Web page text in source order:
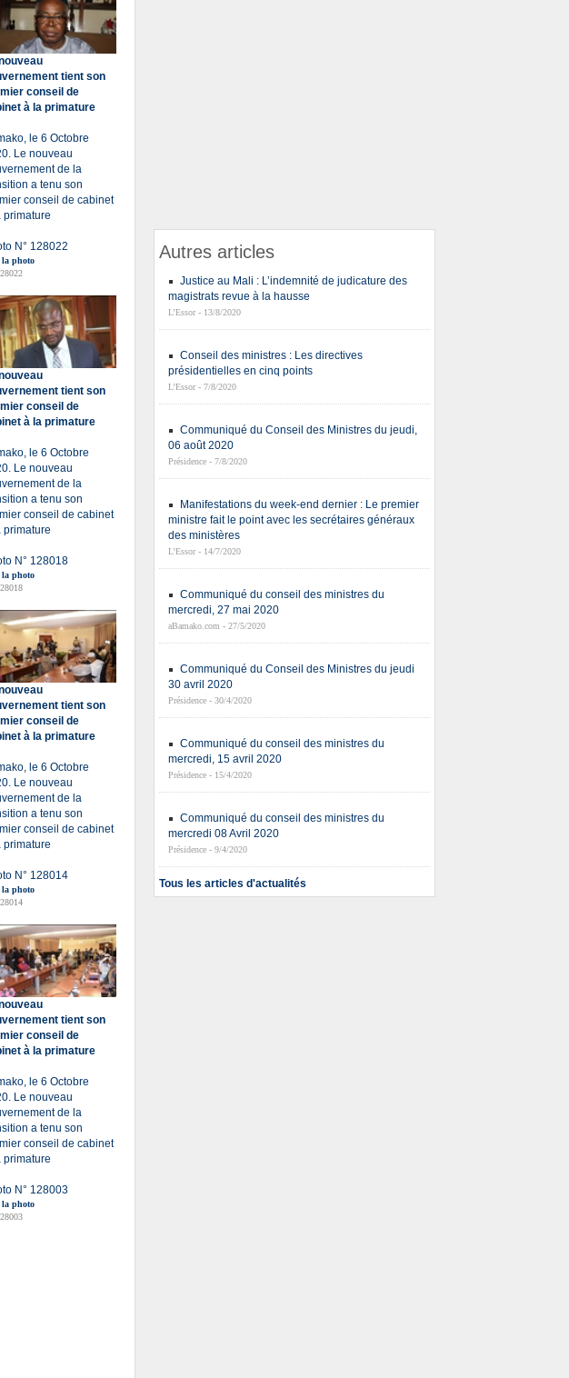
tient son
conseil de
à la primature
le 6 Octobre
Le nouveau
de la
a tenu son
conseil de cabinet
primature
N° 128022
la photo
tient son
conseil de
à la primature
le 6 Octobre
Le nouveau
de la
a tenu son
conseil de cabinet
primature
N° 128018
la photo
tient son
conseil de
à la primature
le 6 Octobre
Le nouveau
de la
a tenu son
conseil de cabinet
primature
N° 128014
la photo
tient son
conseil de
à la primature
le 6 Octobre
Le nouveau
de la
a tenu son
conseil de cabinet
primature
N° 128003
la photo
Autres articles
Justice au Mali : L’indemnité de judicature des
magistrats revue à la hausse
L’Essor - 13/8/2020
Conseil des ministres : Les directives
présidentielles en cinq points
L’Essor - 7/8/2020
Communiqué du Conseil des Ministres du jeudi,
06 août 2020
Présidence - 7/8/2020
Manifestations du week-end dernier : Le premier
ministre fait le point avec les secrétaires généraux
des ministères
L’Essor - 14/7/2020
Communiqué du conseil des ministres du
mercredi, 27 mai 2020
aBamako.com - 27/5/2020
Communiqué du Conseil des Ministres du jeudi
30 avril 2020
Présidence - 30/4/2020
Communiqué du conseil des ministres du
mercredi, 15 avril 2020
Présidence - 15/4/2020
Communiqué du conseil des ministres du
mercredi 08 Avril 2020
Présidence - 9/4/2020
Tous les articles d'actualités